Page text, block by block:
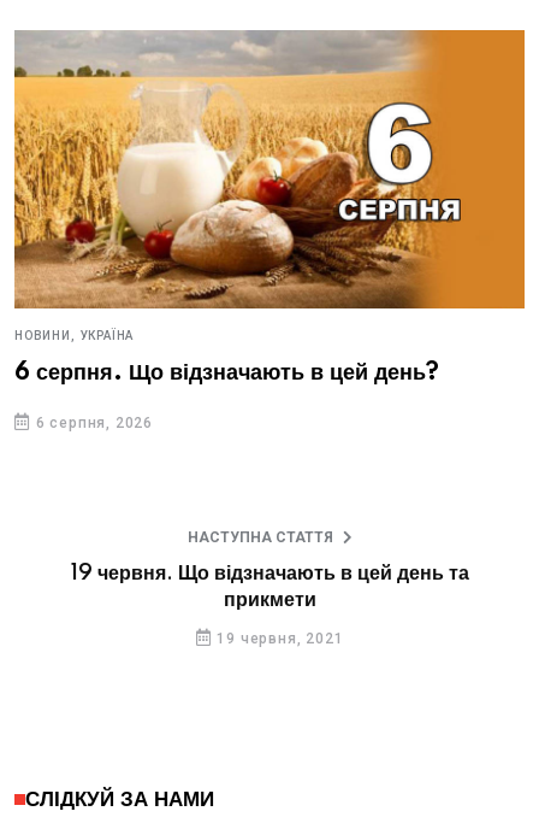
НОВИНИ, УКРАЇНА
6 серпня. Що відзначають в цей день?
6 серпня, 2026
НАСТУПНА СТАТТЯ
19 червня. Що відзначають в цей день та
прикмети
19 червня, 2021
СЛІДКУЙ ЗА НАМИ